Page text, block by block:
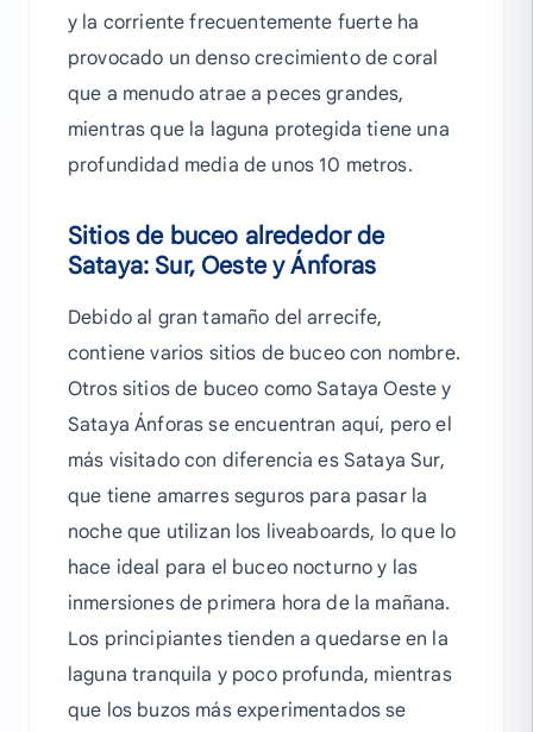
y la corriente frecuentemente fuerte ha
provocado un denso crecimiento de coral
que a menudo atrae a peces grandes,
mientras que la laguna protegida tiene una
profundidad media de unos 10 metros.
Sitios de buceo alrededor de
Sataya: Sur, Oeste y Ánforas
Debido al gran tamaño del arrecife,
contiene varios sitios de buceo con nombre.
Otros sitios de buceo como Sataya Oeste y
Sataya Ánforas se encuentran aquí, pero el
más visitado con diferencia es Sataya Sur,
que tiene amarres seguros para pasar la
noche que utilizan los liveaboards, lo que lo
hace ideal para el buceo nocturno y las
inmersiones de primera hora de la mañana.
Los principiantes tienden a quedarse en la
laguna tranquila y poco profunda, mientras
que los buzos más experimentados se